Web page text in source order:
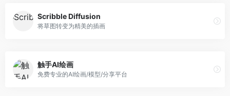
Scribble Diffusion
将草图转变为精美的插画
触手AI绘画
免费专业的AI绘画/模型/分享平台